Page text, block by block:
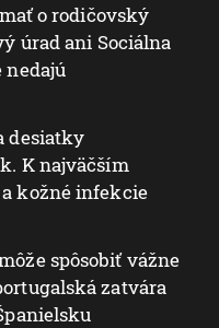
o rodičovský
úrad ani Sociálna
nedajú
desiatky
K najväčším
kožné infekcie
spôsobiť vážne
zatvára